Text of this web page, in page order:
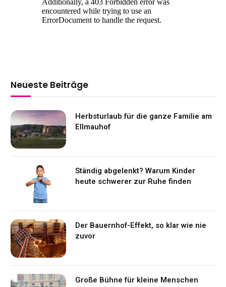
Neueste Beiträge
Herbsturlaub für die ganze Familie am
Ellmauhof
Ständig abgelenkt? Warum Kinder
heute schwerer zur Ruhe finden
Der Bauernhof-Effekt, so klar wie nie
zuvor
Große Bühne für kleine Menschen